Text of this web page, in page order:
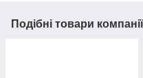
Подібні товари компанії